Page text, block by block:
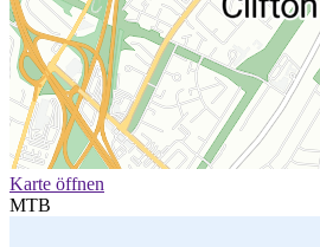
Karte öffnen
MTB